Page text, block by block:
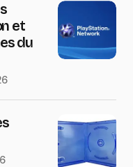
et
du